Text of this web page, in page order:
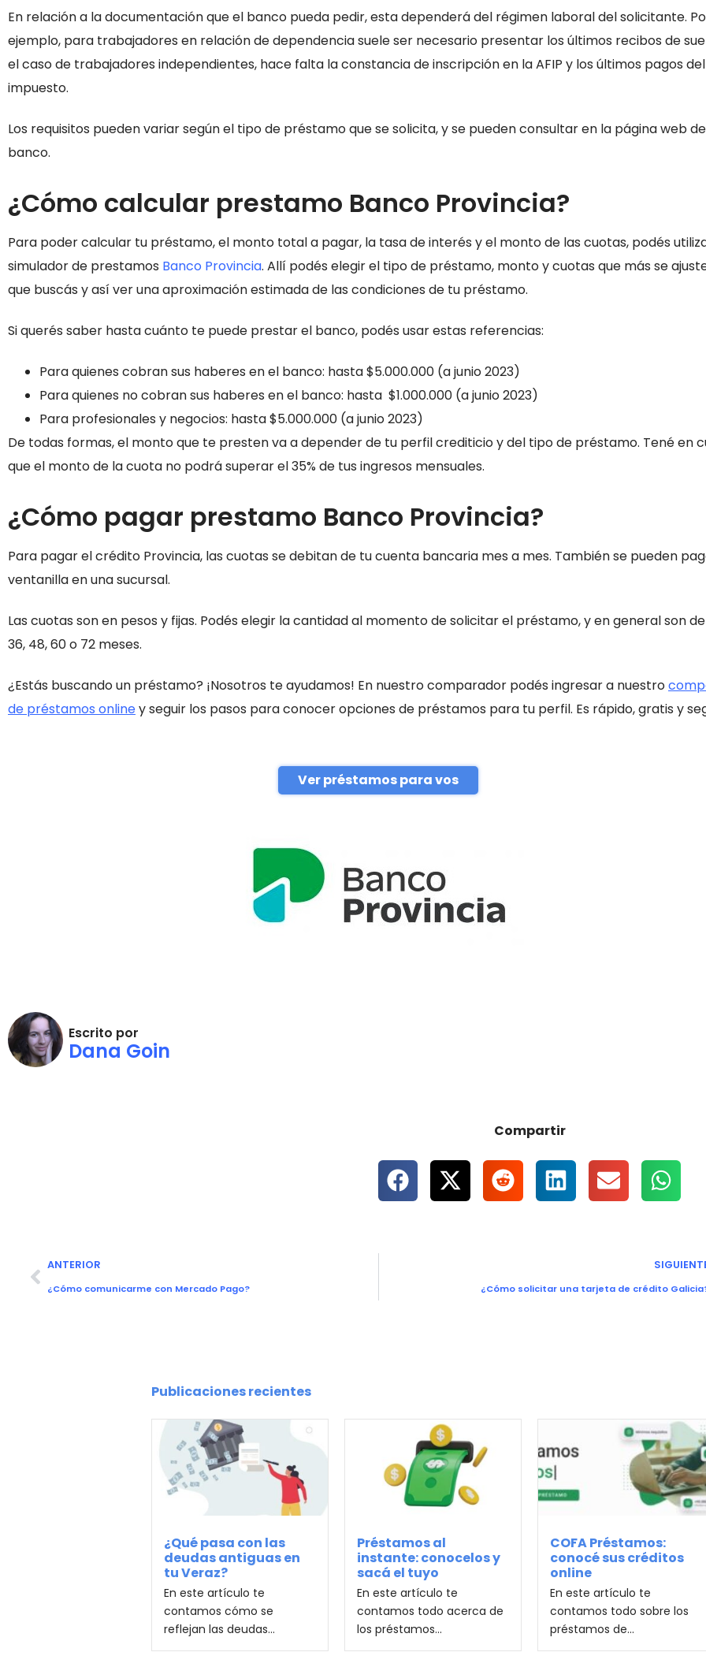
En relación a la documentación que el banco pueda pedir, esta dependerá del régimen laboral del solicitante.
ejemplo, para trabajadores en relación de dependencia suele ser necesario presentar los últimos recibos de
el caso de trabajadores independientes, hace falta la constancia de inscripción en la AFIP y los últimos pagos del
impuesto.
Los requisitos pueden variar según el tipo de préstamo que se solicita, y se pueden consultar en la página web
banco.
¿Cómo calcular prestamo Banco Provincia?
Para poder calcular tu préstamo, el monto total a pagar, la tasa de interés y el monto de las cuotas, podés
simulador de prestamos Banco Provincia. Allí podés elegir el tipo de préstamo, monto y cuotas que más se
que buscás y así ver una aproximación estimada de las condiciones de tu préstamo.
Si querés saber hasta cuánto te puede prestar el banco, podés usar estas referencias:
Para quienes cobran sus haberes en el banco: hasta $5.000.000 (a junio 2023)
Para quienes no cobran sus haberes en el banco: hasta $1.000.000 (a junio 2023)
Para profesionales y negocios: hasta $5.000.000 (a junio 2023)
De todas formas, el monto que te presten va a depender de tu perfil crediticio y del tipo de préstamo. Tené en
que el monto de la cuota no podrá superar el 35% de tus ingresos mensuales.
¿Cómo pagar prestamo Banco Provincia?
Para pagar el crédito Provincia, las cuotas se debitan de tu cuenta bancaria mes a mes. También se pueden
ventanilla en una sucursal.
Las cuotas son en pesos y fijas. Podés elegir la cantidad al momento de solicitar el préstamo, y en general son de
36, 48, 60 o 72 meses.
¿Estás buscando un préstamo? ¡Nosotros te ayudamos! En nuestro comparador podés ingresar a nuestro
de préstamos onliney seguir los pasos para conocer opciones de préstamos para tu perfil. Es rápido, gratis y
Ver préstamos para vos
Escrito por
Dana Goin
Compartir
ANTERIOR
¿Cómo comunicarme con Mercado Pago? ¿Cómo solicitar una tarjeta de crédito
Publicaciones recientes
¿Qué pasa con las
deudas antiguas en
tu Veraz?
En este artículo te
contamos cómo se
reflejan las deudas...
Préstamos al
instante: conocelos y
sacá el tuyo
En este artículo te
contamos todo acerca de
los préstamos...
COFA Préstamos:
conocé sus créditos
online
En este artículo te
contamos todo sobre los
préstamos de...